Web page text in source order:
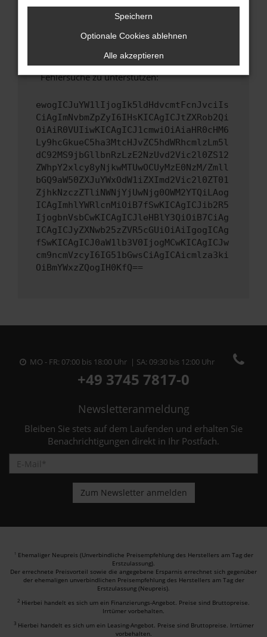
Wende dich an den Webseitenbetreiber.
Wenn du alle oben genannten Schritte versucht
hast, kontaktiere uns bitte. Wir werden
versuchen, das Problem zu beheben. Du kannst
uns diesen Text schicken, um uns bei der
Fehlersuche zu unterstützen:
ewogICJuYW1lIjogIk5ldHdvcmtFcnJvciIs
CiAgImNvbmZpZyI6IHsKICAgICJtZXRob2Qi
OiAiR0VUIiwKICAgICJ1cmwiOiAiaHR0cHM6
Ly9hcGkueC5ha3MtcHJvZC5hdWRhcmlzLm5l
dC92MS9jbGllbnRzLzE2NzUvd2Vic2l0ZS12
ZWhpY2xlcy8yNjkwMTUwOCUyMzE0NzM/Zmll
bGQ9aW50ZXJuYWxOdW1iZXImd2Vic2l0ZT01
ZjhkNzczZTliNWNjYjUwNjg0OWM2YTQiLAog
ICAgImhlYWRlcnMiOiB7fSwKICAgICJib2R5
IjogbnVsbCwKICAgICJleHBlY3QiOiB7CiAg
ICAgICJyZXNwb25zZVR5cGUiOiAiIgogICAg
fSwKICAgICJ0aW1lb3V0IjogMCwKICAgICJw
cm9ncmVzcyI6IG51bGwsCiAgICAicmlza3ki
OiBmYWxzZQogIH0KfQ==
MO - FR: 07:00 bis 18:00 Uhr | SA: 09:30 bis 12:00 Uhr
+49 3745 7817-0
Newsletteranmeldung
Bleiben Sie stets auf dem Laufenden und erhalten Sie
Benachrichtigungen direkt in Ihr Postfach.
1 Ehemaliger Neupreis (Unverbindliche Preisempfehlung des Herstellers am Tag der
Erstzulassung).
Der errechnete Preisvorteil sowie die angegebene Ersparnis errechnet sich gegenüber
der ehemaligen unverbindlichen Preisempfehlung des Herstellers am Tag der
Erstzulassung (Neupreis).
2 Hierbei handelt es sich um ein Finanzierungs-Angebot. Preise sind Bruttopreise.
Irrtümer vorbehalten.
3 Hierbei handelt es sich um ein Leasing-Angebot. Preise sind Bruttopreise. Irrtümer
vorbehalten.
Speichern
Optionale Cookies ablehnen
Alle akzeptieren